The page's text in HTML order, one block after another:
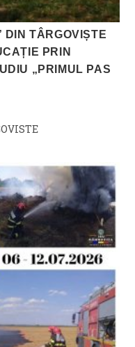
DIN TÂRGOVIȘTE
PRIN
„PRIMUL PAS